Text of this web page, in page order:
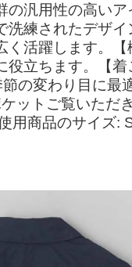
汎用性の高いア
練されたデザ
活躍します。【
立ちます。【
の変わり目に最
ットご覧いただ
用商品のサイズ: